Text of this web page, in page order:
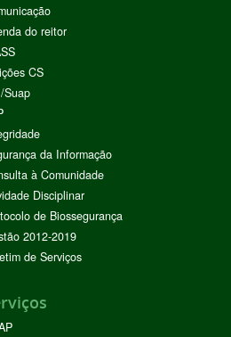
do reitor
CS
Suap
da Informação
à Comunidade
Disciplinar
de Biossegurança
2012-2019
de Serviços